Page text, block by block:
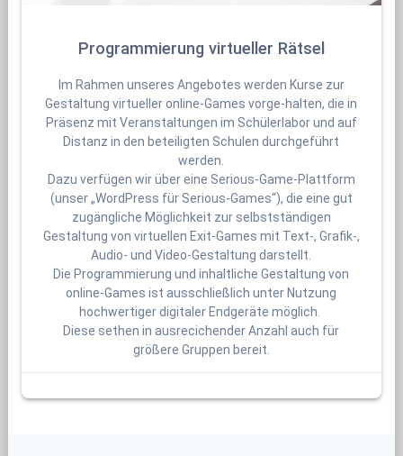
Programmierung virtueller Rätsel
Im Rahmen unseres Angebotes werden Kurse zur
Gestaltung virtueller online-Games vorge-halten, die in
Präsenz mit Veranstaltungen im Schülerlabor und auf
Distanz in den beteiligten Schulen durchgeführt
werden.
Dazu verfügen wir über eine Serious-Game-Plattform
(unser „WordPress für Serious-Games“), die eine gut
zugängliche Möglichkeit zur selbstständigen
Gestaltung von virtuellen Exit-Games mit Text-, Grafik-,
Audio- und Video-Gestaltung darstellt.
Die Programmierung und inhaltliche Gestaltung von
online-Games ist ausschließlich unter Nutzung
hochwertiger digitaler Endgeräte möglich.
Diese sethen in ausrecichender Anzahl auch für
größere Gruppen bereit.